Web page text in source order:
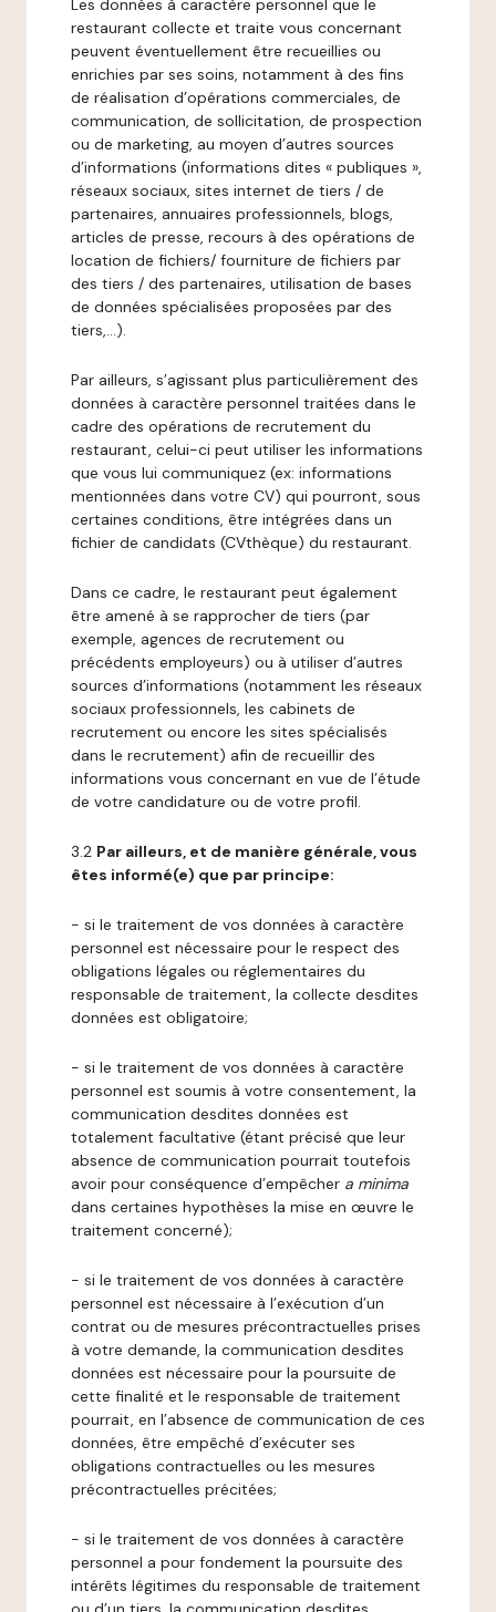
Les données à caractère personnel que le
restaurant collecte et traite vous concernant
peuvent éventuellement être recueillies ou
enrichies par ses soins, notamment à des fins
de réalisation d’opérations commerciales, de
communication, de sollicitation, de prospection
ou de marketing, au moyen d’autres sources
d’informations (informations dites « publiques »,
réseaux sociaux, sites internet de tiers / de
partenaires, annuaires professionnels, blogs,
articles de presse, recours à des opérations de
location de fichiers/ fourniture de fichiers par
des tiers / des partenaires, utilisation de bases
de données spécialisées proposées par des
tiers,…).
Par ailleurs, s’agissant plus particulièrement des
données à caractère personnel traitées dans le
cadre des opérations de recrutement du
restaurant, celui-ci peut utiliser les informations
que vous lui communiquez (ex: informations
mentionnées dans votre CV) qui pourront, sous
certaines conditions, être intégrées dans un
fichier de candidats (CVthèque) du restaurant.
Dans ce cadre, le restaurant peut également
être amené à se rapprocher de tiers (par
exemple, agences de recrutement ou
précédents employeurs) ou à utiliser d’autres
sources d’informations (notamment les réseaux
sociaux professionnels, les cabinets de
recrutement ou encore les sites spécialisés
dans le recrutement) afin de recueillir des
informations vous concernant en vue de l’étude
de votre candidature ou de votre profil.
3.2 Par ailleurs, et de manière générale, vous
êtes informé(e) que par principe:
- si le traitement de vos données à caractère
personnel est nécessaire pour le respect des
obligations légales ou réglementaires du
responsable de traitement, la collecte desdites
données est obligatoire;
- si le traitement de vos données à caractère
personnel est soumis à votre consentement, la
communication desdites données est
totalement facultative (étant précisé que leur
absence de communication pourrait toutefois
avoir pour conséquence d’empêcher a minima
dans certaines hypothèses la mise en œuvre le
traitement concerné);
- si le traitement de vos données à caractère
personnel est nécessaire à l’exécution d’un
contrat ou de mesures précontractuelles prises
à votre demande, la communication desdites
données est nécessaire pour la poursuite de
cette finalité et le responsable de traitement
pourrait, en l’absence de communication de ces
données, être empêché d’exécuter ses
obligations contractuelles ou les mesures
précontractuelles précitées;
- si le traitement de vos données à caractère
personnel a pour fondement la poursuite des
intérêts légitimes du responsable de traitement